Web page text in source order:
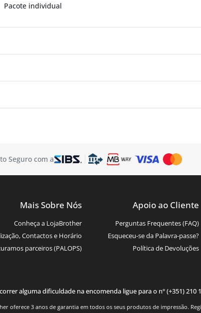
Pacote individual
Seguro com a
Mais Sobre Nós
Conheça a LojaBrother
Contactos e Horário
parceiros (PALOPS)
Apoio ao Cliente
Perguntas Frequentes (FAQ)
Esqueceu-se da Palavra-passe?
Política de Devoluções
alguma dificuldade na encomenda ligue para o nº (+351) 210
oferece 3 anos de garantia em todos os seus produtos de impressão.